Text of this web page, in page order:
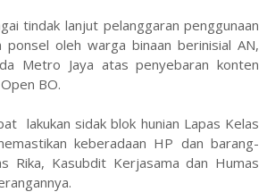
tindak lanjut pelanggaran penggunaan
ponsel oleh warga binaan berinisial AN,
Metro Jaya atas penyebaran konten
BO.
lakukan sidak blok hunian Lapas Kelas
keberadaan HP dan barang-
Rika, Kasubdit Kerjasama dan Humas